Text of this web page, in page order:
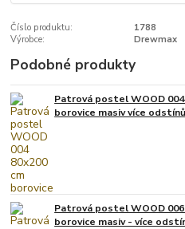
Číslo produktu:
1788
Výrobce:
Drewmax
Podobné produkty
Patrová postel WOOD 004
borovice masiv více odstínů
Patrová postel WOOD 006
borovice masiv - více